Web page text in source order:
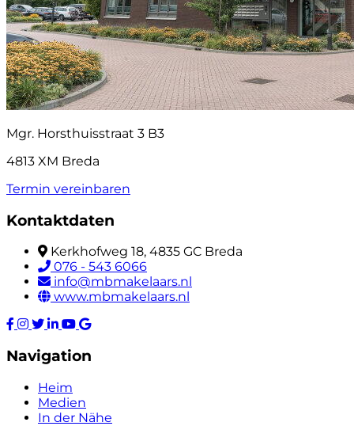
Mgr. Horsthuisstraat 3 B3
4813 XM Breda
Termin vereinbaren
Kontaktdaten
Kerkhofweg 18, 4835 GC Breda
076 - 543 6066
info@mbmakelaars.nl
www.mbmakelaars.nl
Navigation
Heim
Medien
In der Nähe